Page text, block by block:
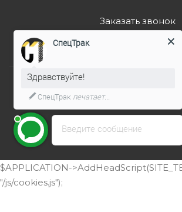
Заказать звонок
$APPLICATION-
"/js/cookies.js");
Введите сообщение
СпецТрак
Здравствуйте!
СпецТрак печатает...